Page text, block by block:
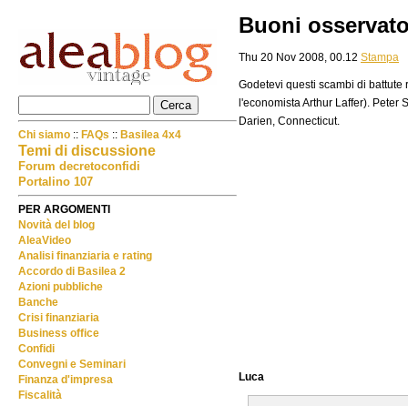
Buoni
Thu 20 Nov 2008, 00.12 Stampa
Godetevi questi scambi di
l'economista Arthur Laffer). Peter
Darien, Connecticut.
Luca
Chi siamo :: FAQs :: Basilea 4x4
Temi di discussione
Forum decretoconfidi
Portalino 107
PER ARGOMENTI
Novità del blog
AleaVideo
Analisi finanziaria e rating
Accordo di Basilea 2
Azioni pubbliche
Banche
Crisi finanziaria
Business office
Confidi
Convegni e Seminari
Finanza d'impresa
Fiscalità